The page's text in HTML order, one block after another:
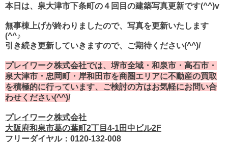
本日は、泉大津市下条町の４回目の建築写真更新です(^^)v
無事棟上げが終わりましたので、写真を更新いたします
(^^♪
引き続き更新していきますので、ご期待ください(^^)/
プレイワーク株式会社では、堺市全域・和泉市・高石市・
泉大津市・忠岡町・岸和田市を商圏エリアに不動産の買取
を積極的に行っています、ご検討の方はお気軽にお問い合
わせください(^^)/
プレイワーク株式会社
大阪府和泉市葛の葉町2丁目4-1田中ビル2F
フリーダイヤル：0120-132-008